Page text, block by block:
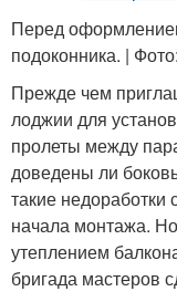
Перед
подоконника. |
Прежде чем
лоджии для
пролеты между
доведены ли
такие недоработки
начала монтажа.
утеплением
бригада мастеров